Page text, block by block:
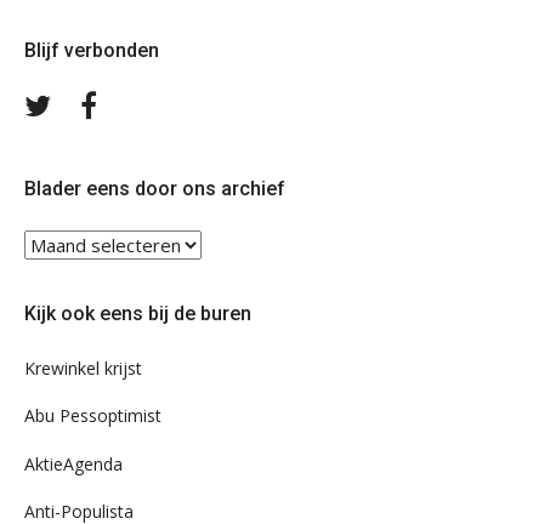
Blijf verbonden
Volg
Blader eens door ons archief
Blader
ons
Kijk ook eens bij de buren
Krewinkel krijst
Abu Pessoptimist
AktieAgenda
Anti-Populista